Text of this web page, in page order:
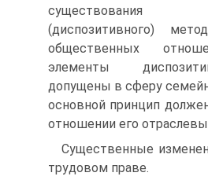
существования
(диспозитивного)
общественных
элементы
допущены в сферу
основной принцип
отношении его
Существенные
трудовом праве.